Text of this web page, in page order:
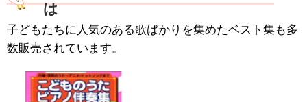
は
子どもたちに人気のある歌ばかりを集めたベスト集も多
数販売されています。